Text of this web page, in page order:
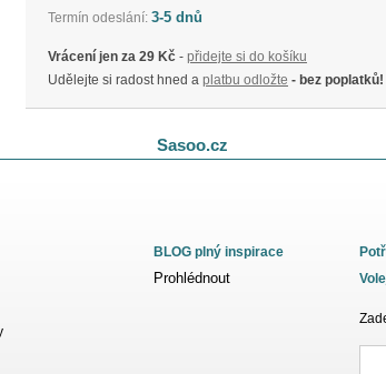
Termín odeslání: 3-5 dnů
Vrácení jen za 29 Kč - přidejte si do košíku
Udělejte si radost hned a platbu odložte - bez poplatků!
Sasoo.cz
BLOG plný inspirace
Prohlédnout